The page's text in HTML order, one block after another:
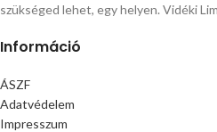
szükséged lehet, egy helyen. Vidéki
Információ
ÁSZF
Adatvédelem
Impresszum